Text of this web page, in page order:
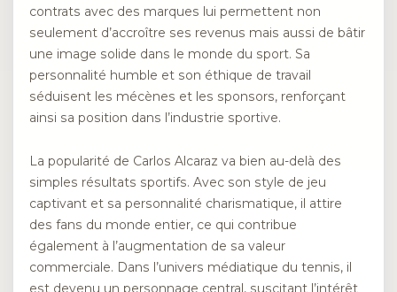
contrats avec des marques lui permettent non
seulement d’accroître ses revenus mais aussi de bâtir
une image solide dans le monde du sport. Sa
personnalité humble et son éthique de travail
séduisent les mécènes et les sponsors, renforçant
ainsi sa position dans l’industrie sportive.
La popularité de Carlos Alcaraz va bien au-delà des
simples résultats sportifs. Avec son style de jeu
captivant et sa personnalité charismatique, il attire
des fans du monde entier, ce qui contribue
également à l’augmentation de sa valeur
commerciale. Dans l’univers médiatique du tennis, il
est devenu un personnage central, suscitant l’intérêt